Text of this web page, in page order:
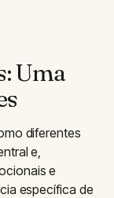
Uma
diferentes
e,
e
específica de